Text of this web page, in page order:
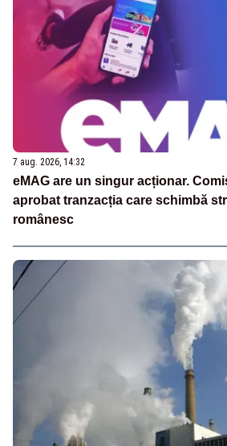
7 aug. 2026, 14:32
eMAG are un singur acționar.
aprobat tranzacția care schimbă
românesc